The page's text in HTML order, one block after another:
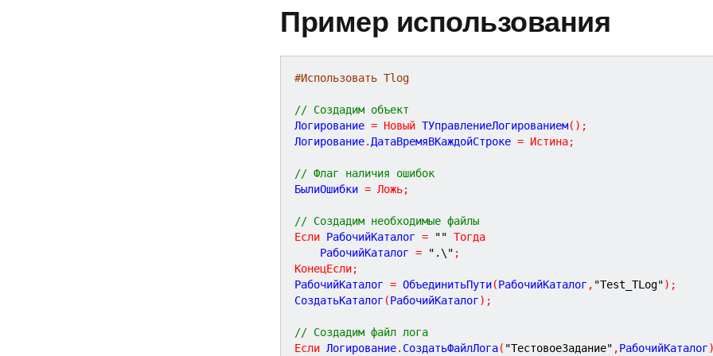
Пример использования
#Использовать Tlog
// Создадим объект
Логирование = Новый ТУправлениеЛогированием( ) ;
Логирование. ДатаВремяВКаждойСтроке = Истина;
// Флаг наличия ошибок
БылиОшибки = Ложь;
// Создадим необходимые файлы
Если РабочийКаталог = "" Тогда
    РабочийКаталог
= ".\" ;
КонецЕсли;
РабочийКаталог = ОбъединитьПути(РабочийКаталог , "Test_TLog") ;
СоздатьКаталог (РабочийКаталог) ;
// Создадим файл лога
Если Логирование. СоздатьФайлЛога( "ТестовоеЗадание" ,РабочийКаталог)